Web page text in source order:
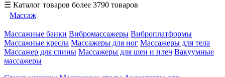
☰ Каталог товаров более 3790 товаров
Массаж
Массажные банки Вибромассажеры Виброплатформы
Массажные кресла Массажеры для ног Массажеры для тела
Массажер для спины Массажеры для шеи и плеч Вакуумные
массажеры